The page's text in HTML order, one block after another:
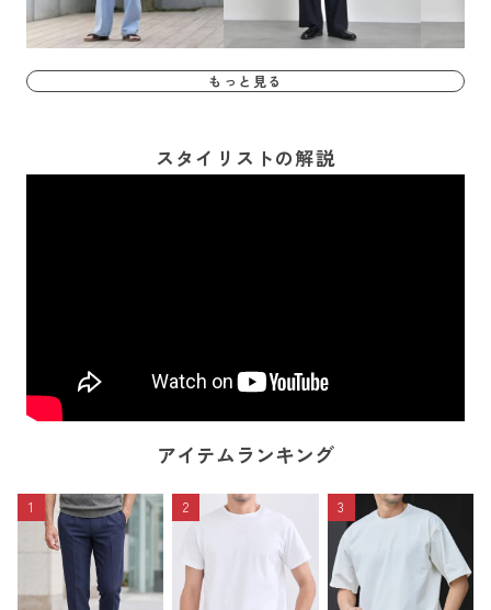
もっと見る
スタイリストの解説
アイテムランキング
1 2 3